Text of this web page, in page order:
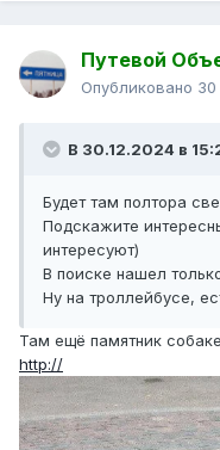
Путевой
Опубликовано
В 30.12.2024 в
Будет там полтора
Подскажите
интересуют)
В поиске нашел
Ну на троллейбусе,
Там ещё памятник
http://